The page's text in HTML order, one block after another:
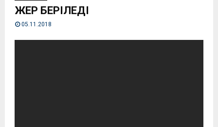
ЖЕР БЕРІЛЕДІ
05.11.2018